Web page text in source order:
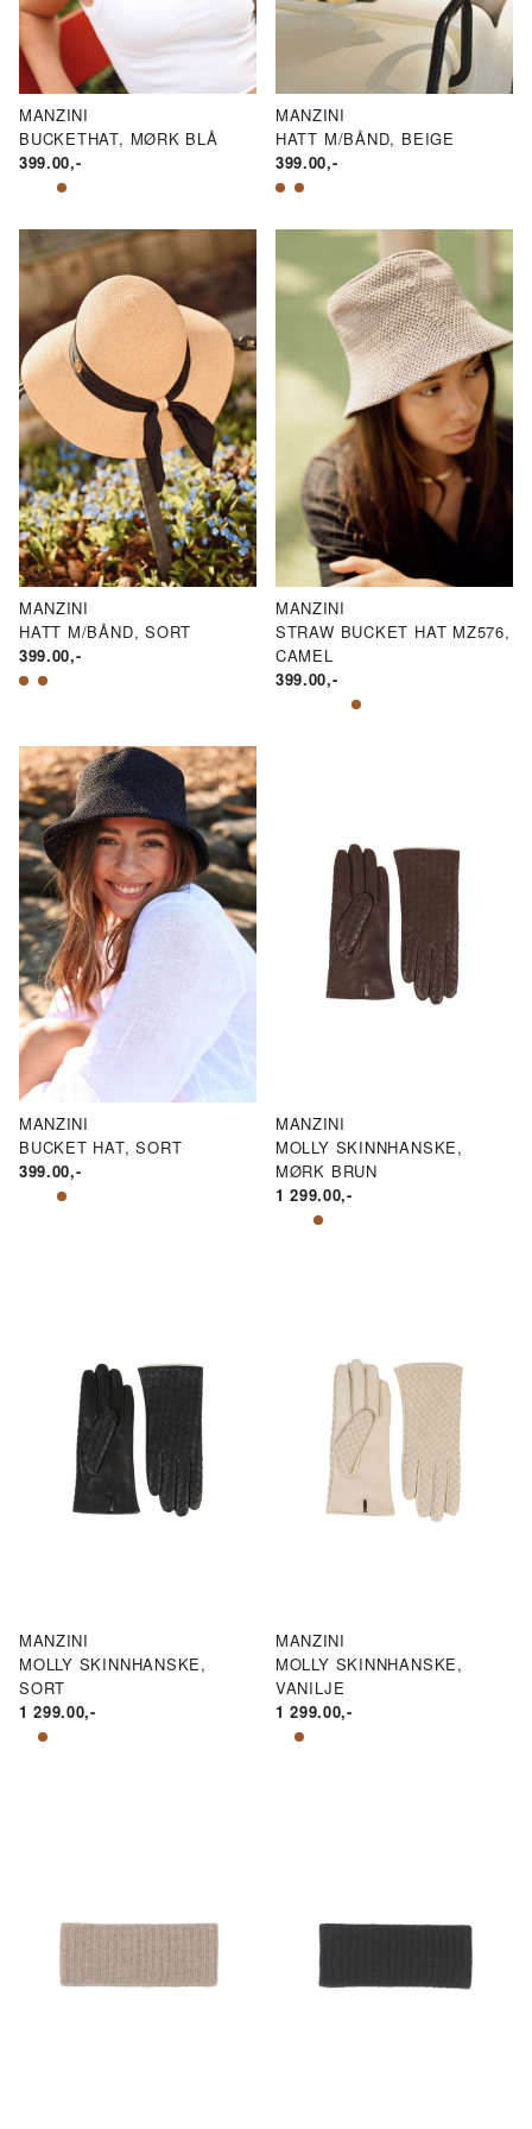
MANZINI
BUCKETHAT, MØRK BLÅ
399.00,-
MANZINI
HATT M/BÅND, BEIGE
399.00,-
MANZINI
HATT M/BÅND, SORT
399.00,-
MANZINI
STRAW BUCKET HAT MZ576,
CAMEL
399.00,-
MANZINI
BUCKET HAT, SORT
399.00,-
MANZINI
MOLLY SKINNHANSKE,
MØRK BRUN
1 299.00,-
MANZINI
MOLLY SKINNHANSKE,
SORT
1 299.00,-
MANZINI
MOLLY SKINNHANSKE,
VANILJE
1 299.00,-